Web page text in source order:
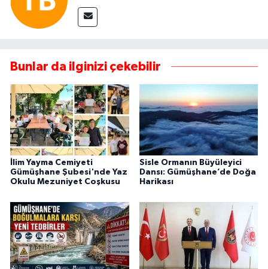
Bunlar da ilginizi çekebilir
İlim Yayma Cemiyeti
Gümüşhane Şubesi'nde Yaz
Okulu Mezuniyet Coşkusu
Sisle Ormanın Büyüleyici
Dansı: Gümüşhane’de Doğa
Harikası